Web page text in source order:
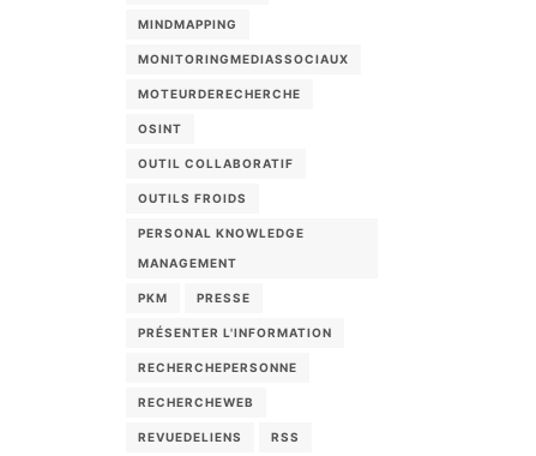
MINDMAPPING
MONITORINGMEDIASSOCIAUX
MOTEURDERECHERCHE
OSINT
OUTIL COLLABORATIF
OUTILS FROIDS
PERSONAL KNOWLEDGE
MANAGEMENT
PKM PRESSE
PRÉSENTER L'INFORMATION
RECHERCHEPERSONNE
RECHERCHEWEB
REVUEDELIENS RSS